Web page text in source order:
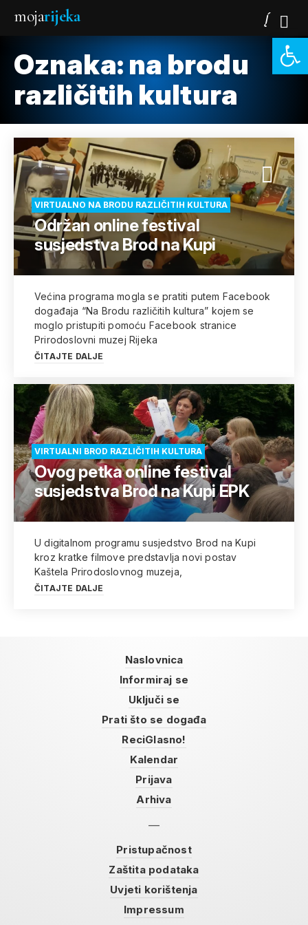
mojarijeka
Oznaka: na brodu
različitih kultura
VIRTUALNO NA BRODU RAZLIČITIH KULTURA
Održan online festival
susjedstva Brod na Kupi
Većina programa mogla se pratiti putem Facebook
događaja “Na Brodu različitih kultura” kojem se
moglo pristupiti pomoću Facebook stranice
Prirodoslovni muzej Rijeka
ČITAJTE DALJE
VIRTUALNI BROD RAZLIČITIH KULTURA
Ovog petka online festival
susjedstva Brod na Kupi EPK
U digitalnom programu susjedstvo Brod na Kupi
kroz kratke filmove predstavlja novi postav
Kaštela Prirodoslovnog muzeja,
ČITAJTE DALJE
Naslovnica
Informiraj se
Uključi se
Prati što se događa
ReciGlasno!
Kalendar
Prijava
Arhiva
Pristupačnost
Zaštita podataka
Uvjeti korištenja
Impressum